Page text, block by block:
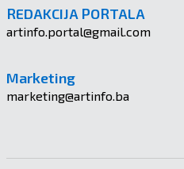
REDAKCIJA PORTALA
artinfo.portal@gmail.com
Marketing
marketing@artinfo.ba